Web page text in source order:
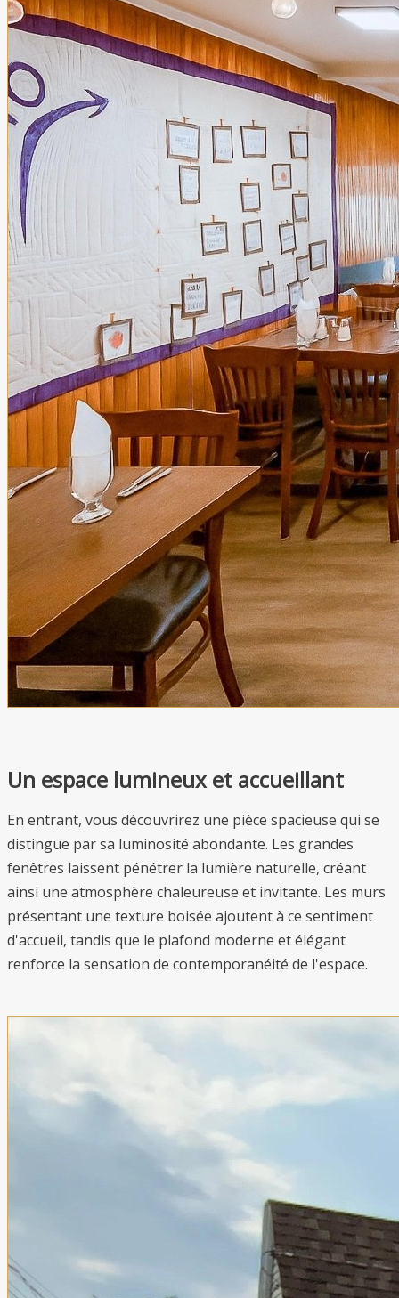
Un espace lumineux et accueillant
En entrant, vous découvrirez une pièce spacieuse qui se
distingue par sa luminosité abondante. Les grandes
fenêtres laissent pénétrer la lumière naturelle, créant
ainsi une atmosphère chaleureuse et invitante. Les murs
présentant une texture boisée ajoutent à ce sentiment
d'accueil, tandis que le plafond moderne et élégant
renforce la sensation de contemporanéité de l'espace.